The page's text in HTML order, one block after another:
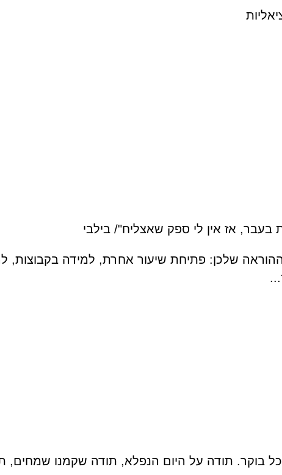
בעבר, אז אין לי ספק שאצליח"/ בילבי
ההוראה שלכן: פתיחת שיעור אחרת, למידה
בוקר. תודה על היום הנפלא, תודה שקמנו שמחים,